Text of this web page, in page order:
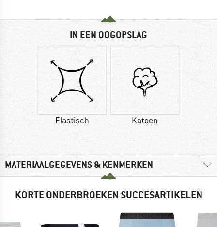
IN EEN OOGOPSLAG
Elastisch Katoen
MATERIAALGEGEVENS & KENMERKEN
KORTE ONDERBROEKEN SUCCESARTIKELEN